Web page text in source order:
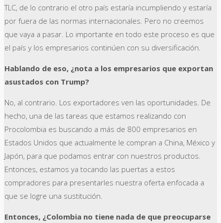
TLC, de lo contrario el otro país estaría incumpliendo y estaría
por fuera de las normas internacionales. Pero no creemos
que vaya a pasar. Lo importante en todo este proceso es que
el país y los empresarios continúen con su diversificación.
Hablando de eso, ¿nota a los empresarios que exportan
asustados con Trump?
No, al contrario. Los exportadores ven las oportunidades. De
hecho, una de las tareas que estamos realizando con
Procolombia es buscando a más de 800 empresarios en
Estados Unidos que actualmente le compran a China, México y
Japón, para que podamos entrar con nuestros productos.
Entonces, estamos ya tocando las puertas a estos
compradores para presentarles nuestra oferta enfocada a
que se logre una sustitución.
Entonces, ¿Colombia no tiene nada de que preocuparse